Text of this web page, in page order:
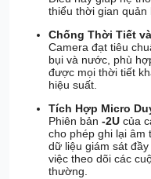
thiểu thời gian quản
Chống Thời Tiết
Camera đạt tiêu
bụi và nước, phù
được mọi thời tiết
hiệu suất.
Tích Hợp Micro
Phiên bản-2U của
cho phép ghi lại âm
dữ liệu giám sát
việc theo dõi các
thường.